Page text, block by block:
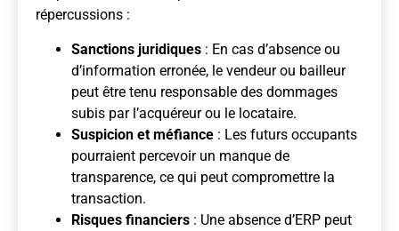
répercussions :
Sanctions juridiques : En cas d’absence ou
d’information erronée, le vendeur ou bailleur
peut être tenu responsable des dommages
subis par l’acquéreur ou le locataire.
Suspicion et méfiance : Les futurs occupants
pourraient percevoir un manque de
transparence, ce qui peut compromettre la
transaction.
Risques financiers : Une absence d’ERP peut